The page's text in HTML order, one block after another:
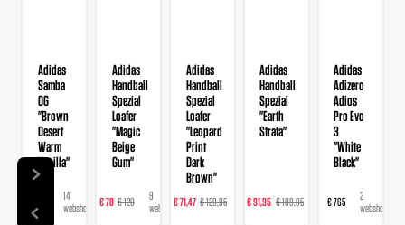
Adidas
Samba
OG
"Brown
Desert
Warm
Vanilla"
14
webshops
Adidas
Handball
Spezial
Loafer
"Magic
Beige
Gum"
€ 78 € 120
9
webshops
Adidas
Handball
Spezial
Loafer
"Leopard
Print
Dark
Brown"
€ 71,47 € 129,95
webshops
Adidas
Handball
Spezial
"Earth
Strata"
€ 91,95 € 109,95
webshops
Adidas
Adizero
Adios
Pro Evo
3
"White
Black"
€ 765
2
webshops